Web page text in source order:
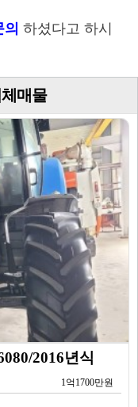
하셨다고 하시
매물
2016년식
1억1700만원